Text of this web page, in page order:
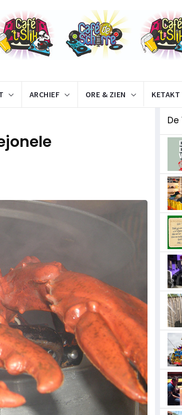
ARCHIEF ORE & ZIEN KETAKT
De